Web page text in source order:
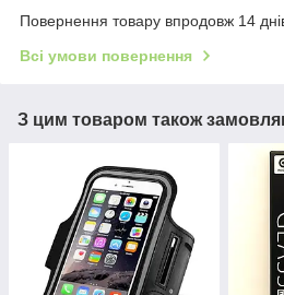
Повернення товару впродовж 14
Всі умови повернення
З цим товаром також